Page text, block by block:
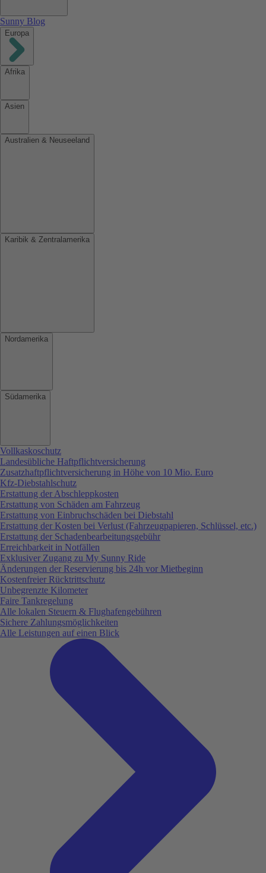
Sunny Blog
Europa
Afrika
Asien
Australien & Neuseeland
Karibik & Zentralamerika
Nordamerika
Südamerika
Vollkaskoschutz
Landesübliche Haftpflichtversicherung
Zusatzhaftpflichtversicherung in Höhe von 10 Mio. Euro
Kfz-Diebstahlschutz
Erstattung der Abschleppkosten
Erstattung von Schäden am Fahrzeug
Erstattung von Einbruchschäden bei Diebstahl
Erstattung der Kosten bei Verlust (Fahrzeugpapieren, Schlüssel, etc.)
Erstattung der Schadenbearbeitungsgebühr
Erreichbarkeit in Notfällen
Exklusiver Zugang zu My Sunny Ride
Änderungen der Reservierung bis 24h vor Mietbeginn
Kostenfreier Rücktrittschutz
Unbegrenzte Kilometer
Faire Tankregelung
Alle lokalen Steuern & Flughafengebühren
Sichere Zahlungsmöglichkeiten
Alle Leistungen auf einen Blick